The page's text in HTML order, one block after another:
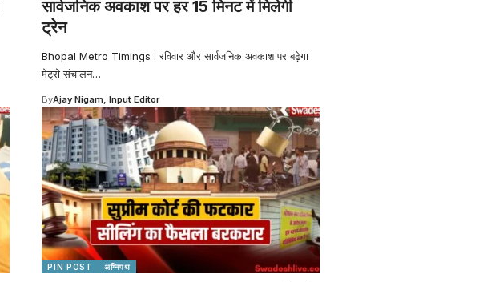
सार्वजनिक अवकाश पर हर 15 मिनट में मिलेगी
ट्रेन
Bhopal Metro Timings : रविवार और सार्वजनिक अवकाश पर बढ़ेगा
मेट्रो संचालन…
ByAjay Nigam, Input Editor
PIN POST अग्निपथ